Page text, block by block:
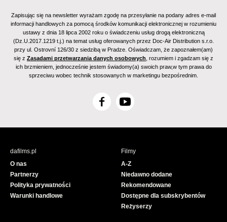
Zapisując się na newsletter wyrażam zgodę na przesyłanie na podany adres e-mail
informacji handlowych za pomocą środków komunikacji elektronicznej w rozumieniu
ustawy z dnia 18 lipca 2002 roku o świadczeniu usług drogą elektroniczną
(Dz.U.2017.1219 t.j.) na temat usług oferowanych przez Doc-Air Distribution s.r.o.
przy ul. Ostrovní 126/30 z siedzibą w Pradze. Oświadczam, że zapoznałem(am)
się z Zasadami przetwarzania danych osobowych , rozumiem i zgadzam się z
ich brzmieniem, jednocześnie jestem świadomy(a) swoich praw,w tym prawa do
sprzeciwu wobec technik stosowanych w marketingu bezpośrednim.
F
c
Y
u
e
dafilms.pl
O nas
Partnerzy
Polityka prywatności
Warunki handlowe
Filmy
A-Z
Niedawno dodane
Rekomendowane
Dostępne dla subskrybentów
Reżyserzy